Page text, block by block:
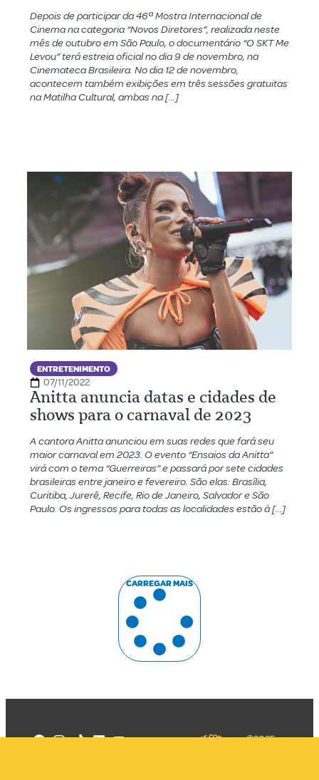
Depois de participar da 46ª Mostra Internacional de
Cinema na categoria “Novos Diretores”, realizada neste
mês de outubro em São Paulo, o documentário “O SKT Me
Levou” terá estreia oficial no dia 9 de novembro, na
Cinemateca Brasileira. No dia 12 de novembro,
acontecem também exibições em três sessões gratuitas
na Matilha Cultural, ambas na […]
ENTRETENIMENTO
07/11/2022
Anitta anuncia datas e cidades de
shows para o carnaval de 2023
A cantora Anitta anunciou em suas redes que fará seu
maior carnaval em 2023. O evento “Ensaios da Anitta”
virá com o tema “Guerreiras” e passará por sete cidades
brasileiras entre janeiro e fevereiro. São elas: Brasília,
Curitiba, Jurerê, Recife, Rio de Janeiro, Salvador e São
Paulo. Os ingressos para todas as localidades estão à […]
CARREGAR MAIS
©2025